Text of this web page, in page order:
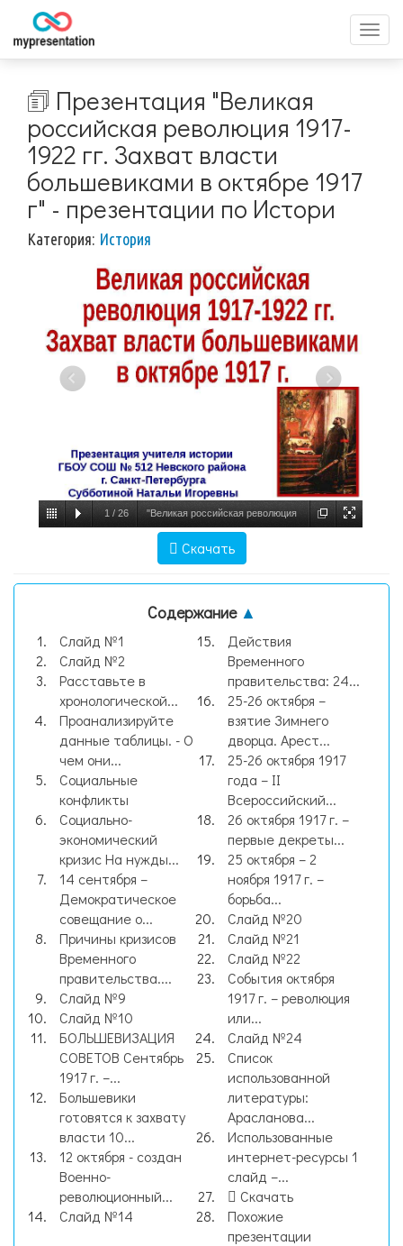
меню
🗊 Презентация "Великая
российская революция 1917-
1922 гг. Захват власти
большевиками в октябре 1917
г" - презентации по Истори
Категория: История
1 / 26 "Великая российская революция
большевиками в октябре 1917 г" -
Скачать
Содержание ▲
Слайд №1
Слайд №2
Расставьте в
хронологической...
Проанализируйте
данные таблицы. - О
чем они...
Социальные
конфликты
Социально-
экономический
кризис На нужды...
14 сентября –
Демократическое
совещание о...
Причины кризисов
Временного
правительства....
Слайд №9
Слайд №10
БОЛЬШЕВИЗАЦИЯ
СОВЕТОВ Сентябрь
1917 г. –...
Большевики
готовятся к захвату
власти 10...
12 октября - создан
Военно-
революционный...
Слайд №14
Действия
Временного
правительства: 24...
25-26 октября –
взятие Зимнего
дворца. Арест...
25-26 октября 1917
года – II
Всероссийский...
26 октября 1917 г. –
первые декреты...
25 октября – 2
ноября 1917 г. –
борьба...
Слайд №20
Слайд №21
Слайд №22
События октября
1917 г. – революция
или...
Слайд №24
Список
использованной
литературы:
Арасланова...
Использованные
интернет-ресурсы 1
слайд –...
Скачать
Похожие
презентации